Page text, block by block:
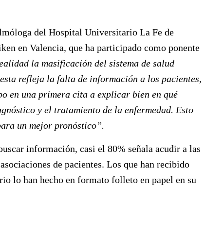
del Hospital Universitario La Fe de
en Valencia, que ha participado como ponente
la masificación del sistema de salud
refleja la falta de información a los pacientes,
en una primera cita a explicar bien en qué
y el tratamiento de la enfermedad. Esto
un mejor pronóstico”.
información, casi el 80% señala acudir a las
de pacientes. Los que han recibido
lo han hecho en formato folleto en papel en su